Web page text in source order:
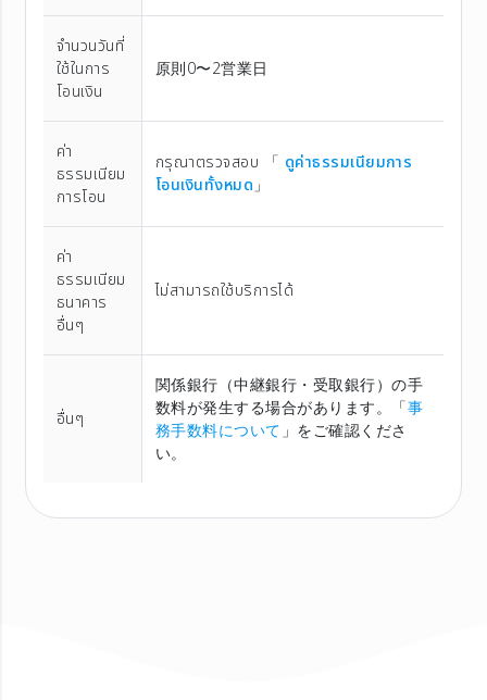
จำนวนวันที่
ใช้ในการ
โอนเงิน
原則0〜2営業日
ค่า
ธรรมเนียม
การโอน
กรุณาตรวจสอบ 「 ดูค่าธรรมเนียมการ
โอนเงินทั้งหมด」
ค่า
ธรรมเนียม
ธนาคาร
อื่นๆ
ไม่สามารถใช้บริการได้
อื่นๆ
関係銀行（中継銀行・受取銀行）の手
数料が発生する場合があります。「事
務手数料について」をご確認くださ
い。